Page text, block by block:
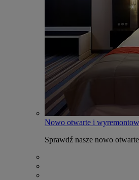
Nowo otwarte i
Sprawdź nasze nowo